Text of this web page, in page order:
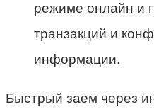
режиме онлайн и
транзакций и
информации.
Быстрый заем через